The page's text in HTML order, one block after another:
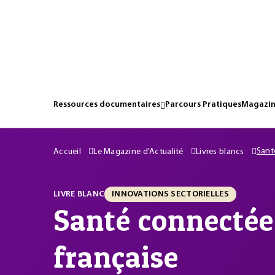
Ressources documentaires Parcours Pratiques
Accueil Le Magazine d'Actualité Livres blancs
LIVRE BLANC INNOVATIONS SECTORIELLES
Santé
française